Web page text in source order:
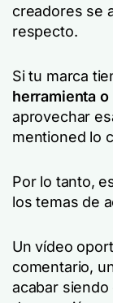
creadores se
respecto.
Si tu marca
herramienta
aprovechar
mentioned lo
Por lo tanto,
los temas de
Un vídeo
comentario,
acabar